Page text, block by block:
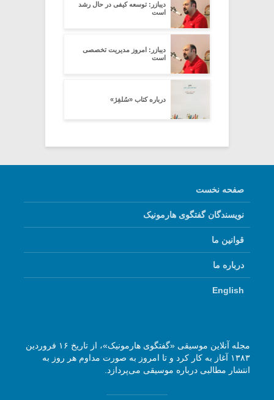
دیبازر: توسعه کیفی در حال رشد
است
دیبازر: امروز مدیریت تخصصی
است
درباره کتاب «سُلفِژ»
صفحه نخست
نویسندگان گفتگوی هارمونیک
قوانین ما
درباره ما
English
مجله آنلاین موسیقی «گفتگوی هارمونیک»، از تاریخ ۱۶ فروردین
۱۳۸۳ آغاز به کار کرد و تا امروز به صورت مداوم هر روز به
انتشار مطالبی درباره موسیقی می‌پردازد.